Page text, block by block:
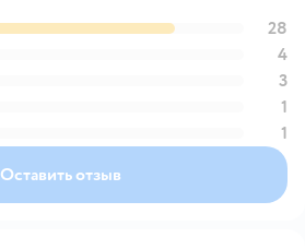
28
4
3
1
1
Оставить отзыв